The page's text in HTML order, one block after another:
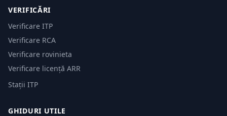
VERIFICĂRI
Verificare ITP
Verificare RCA
Verificare rovinieta
Verificare licență ARR
Stații ITP
GHIDURI UTILE